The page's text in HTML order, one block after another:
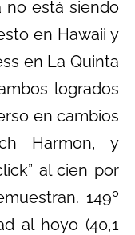
no está siendo
en Hawaii y
en La Quinta
logrados
en cambios
Harmon, y
al cien por
149º
al hoyo (40,1